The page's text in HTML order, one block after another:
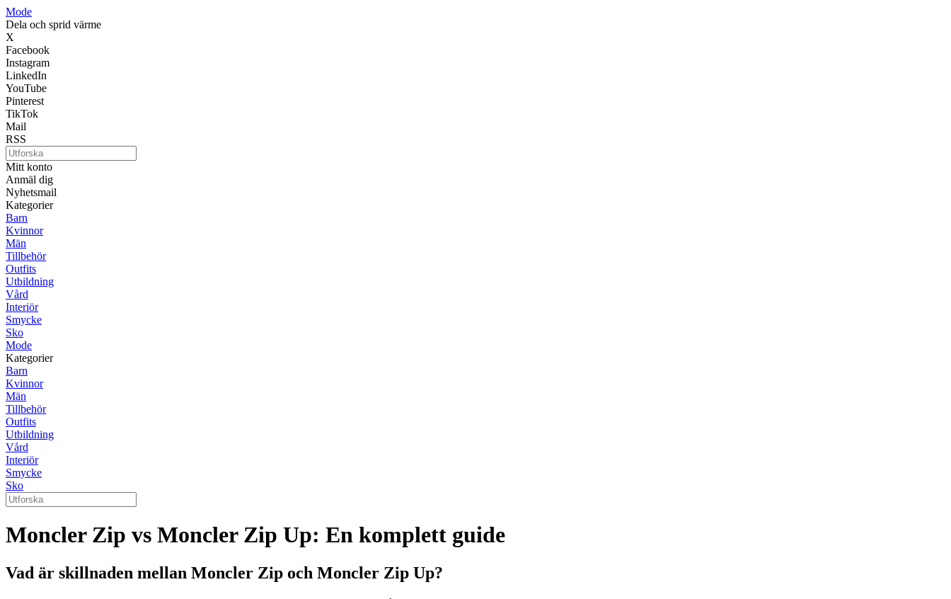
Mode
Dela och sprid värme
X
Facebook
Instagram
LinkedIn
YouTube
Pinterest
TikTok
Mail
RSS
Mitt konto
Anmäl dig
Nyhetsmail
Kategorier
Barn
Kvinnor
Män
Tillbehör
Outfits
Utbildning
Vård
Interiör
Smycke
Sko
Mode
Kategorier
Barn
Kvinnor
Män
Tillbehör
Outfits
Utbildning
Vård
Interiör
Smycke
Sko
Moncler Zip vs Moncler Zip Up: En komplett guide
Vad är skillnaden mellan Moncler Zip och Moncler Zip Up?